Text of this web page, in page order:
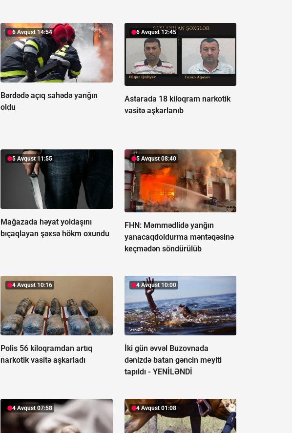
6 Avqust 14:54
Bərdədə açıq sahədə yanğın
oldu
6 Avqust 12:45
Astarada 18 kiloqram narkotik
vasitə aşkarlanıb
5 Avqust 11:55
Mağazada həyat yoldaşını
bıçaqlayan şəxsə hökm oxundu
5 Avqust 08:40
FHN: Məmmədlidə yanğın
yanacaqdoldurma məntəqəsinə
keçmədən söndürülüb
4 Avqust 10:16
Polis 56 kiloqramdan artıq
narkotik vasitə aşkarladı
4 Avqust 10:00
İki gün əvvəl Buzovnada
dənizdə batan gəncin meyiti
tapıldı - YENİLƏNDİ
4 Avqust 07:58 4 Avqust 01:08